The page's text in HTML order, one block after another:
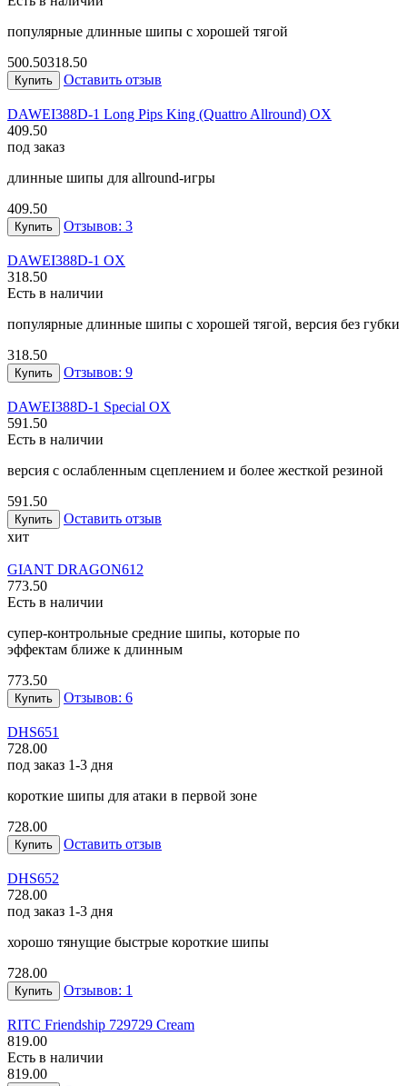
популярные длинные шипы с хорошей тягой
500.50318.50
Купить Оставить отзыв
DAWEI388D-1 Long Pips King (Quattro Allround) OX
409.50
под заказ
длинные шипы для allround-игры
409.50
Купить Отзывов: 3
DAWEI388D-1 OX
318.50
Есть в наличии
популярные длинные шипы с хорошей тягой, версия без губки
318.50
Купить Отзывов: 9
DAWEI388D-1 Special OX
591.50
Есть в наличии
версия с ослабленным сцеплением и более жесткой резиной
591.50
Купить
Оставить отзыв
хит
GIANT DRAGON612
773.50
Есть в наличии
супер-контрольные средние шипы, которые по
эффектам ближе к длинным
773.50
Купить Отзывов: 6
DHS651
728.00
под заказ 1-3 дня
короткие шипы для атаки в первой зоне
728.00
Купить Оставить отзыв
DHS652
728.00
под заказ 1-3 дня
хорошо тянущие быстрые короткие шипы
728.00
Купить Отзывов: 1
RITC Friendship 729729 Cream
819.00
Есть в наличии
819.00